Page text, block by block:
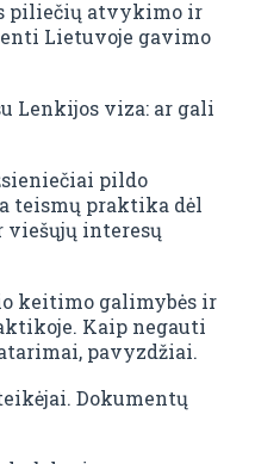
piliečių atvykimo ir
Lietuvoje gavimo
Lenkijos viza: ar gali
pildo
teismų praktika dėl
viešųjų interesų
keitimo galimybės ir
Kaip negauti
pavyzdžiai.
Dokumentų